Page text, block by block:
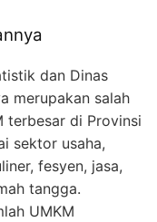
dan Dinas
merupakan salah
terbesar di Provinsi
sektor usaha,
fesyen, jasa,
tangga.
UMKM